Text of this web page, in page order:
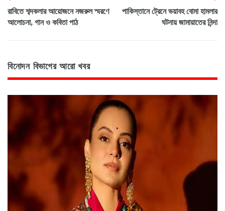
রাবিতে শব্দকলার আয়োজনে নজরুল স্মরণে
আলোচনা, গান ও কবিতা পাঠ
পাকিস্তানে ট্রেনে ভয়াবহ বোমা হামলার
ঘটনায় জামায়াতের নিন্দা
বিনোদন বিভাগের আরো খবর